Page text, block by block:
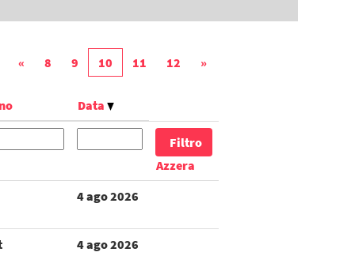
« 8 9 10 11 12 »
Data
Azzera
4 ago 2026
4 ago 2026